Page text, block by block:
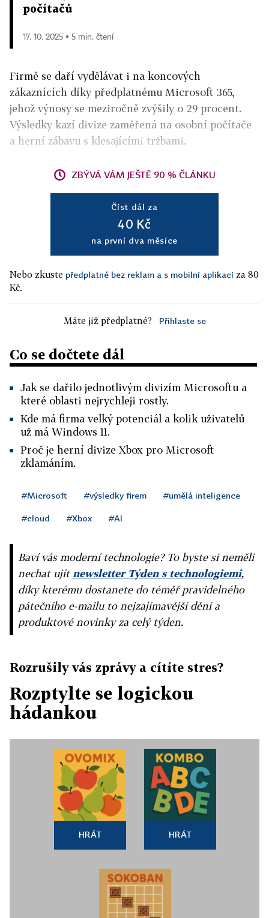
počítačů
17. 10. 2025 ▪ 5 min. čtení
Firmě se daří vydělávat i na koncových
zákaznících díky předplatnému Microsoft 365,
jehož výnosy se meziročně zvýšily o 29 procent.
Výsledky kazí divize zaměřená na osobní počítače
a herní zábavu s klesajícími tržbami.
ZBÝVÁ VÁM JEŠTĚ 90 % ČLÁNKU
Číst dál za
40 Kč
na první dva měsíce
Nebo zkuste předplatné bez reklam a s mobilní aplikací za 80
Kč.
Máte již předplatné? Přihlaste se
Co se dočtete dál
Jak se dařilo jednotlivým divizím Microsoftu a
které oblasti nejrychleji rostly.
Kde má firma velký potenciál a kolik uživatelů
už má Windows 11.
Proč je herní divize Xbox pro Microsoft
zklamáním.
#Microsoft #výsledky firem #umělá inteligence
#cloud #Xbox #AI
Baví vás moderní technologie? To byste si neměli
nechat ujít newsletter Týden s technologiemi,
díky kterému dostanete do téměř pravidelného
pátečního e-mailu to nejzajímavější dění a
produktové novinky za celý týden.
Rozrušily vás zprávy a cítíte stres?
Rozptylte se logickou
hádankou
HRÁT HRÁT